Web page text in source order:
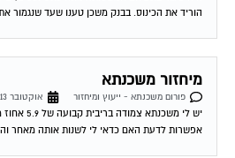
מיחזור משכנתא
פורום משכנתא - ייעוץ ומיחזור
יש לי משכנתא
אפשרות לדעת האם כדאי לי לשנות אותה מאחר